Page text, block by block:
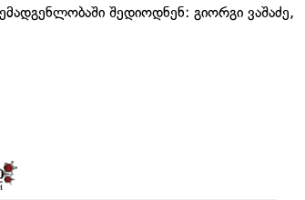
შედიოდნენ: გიორგი ვაშაძე,